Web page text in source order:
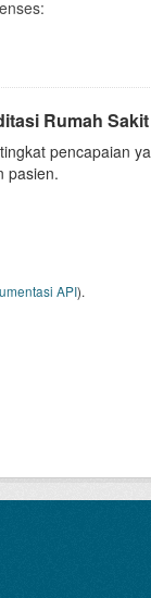
Rumah
pencapaian
pasien.
API).